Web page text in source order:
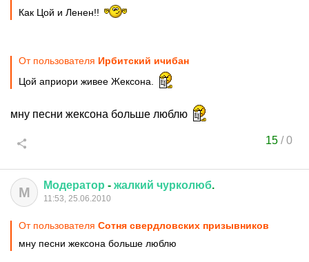
Как Цой и Ленен!!
От пользователя Ирбитский ичибан
Цой априори живее Жексона.
мну песни жексона больше люблю
15 /0
М Модератор - жалкий чурколюб.
11:53, 25.06.2010
От пользователя Сотня свердловских призывников
мну песни жексона больше люблю